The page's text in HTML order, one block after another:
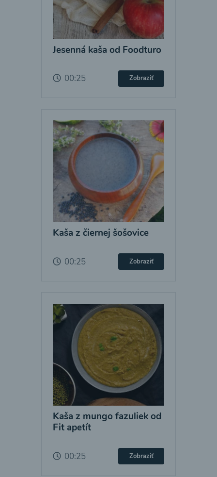
Jesenná kaša od Foodturo
00:25 Zobraziť
Kaša z čiernej šošovice
00:25 Zobraziť
Kaša z mungo fazuliek od
Fit apetít
00:25 Zobraziť